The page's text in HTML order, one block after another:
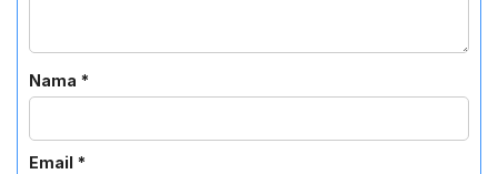
Nama *
Email *